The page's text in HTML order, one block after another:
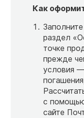
Как
раздел
точке
прежде
условия
с
сайте